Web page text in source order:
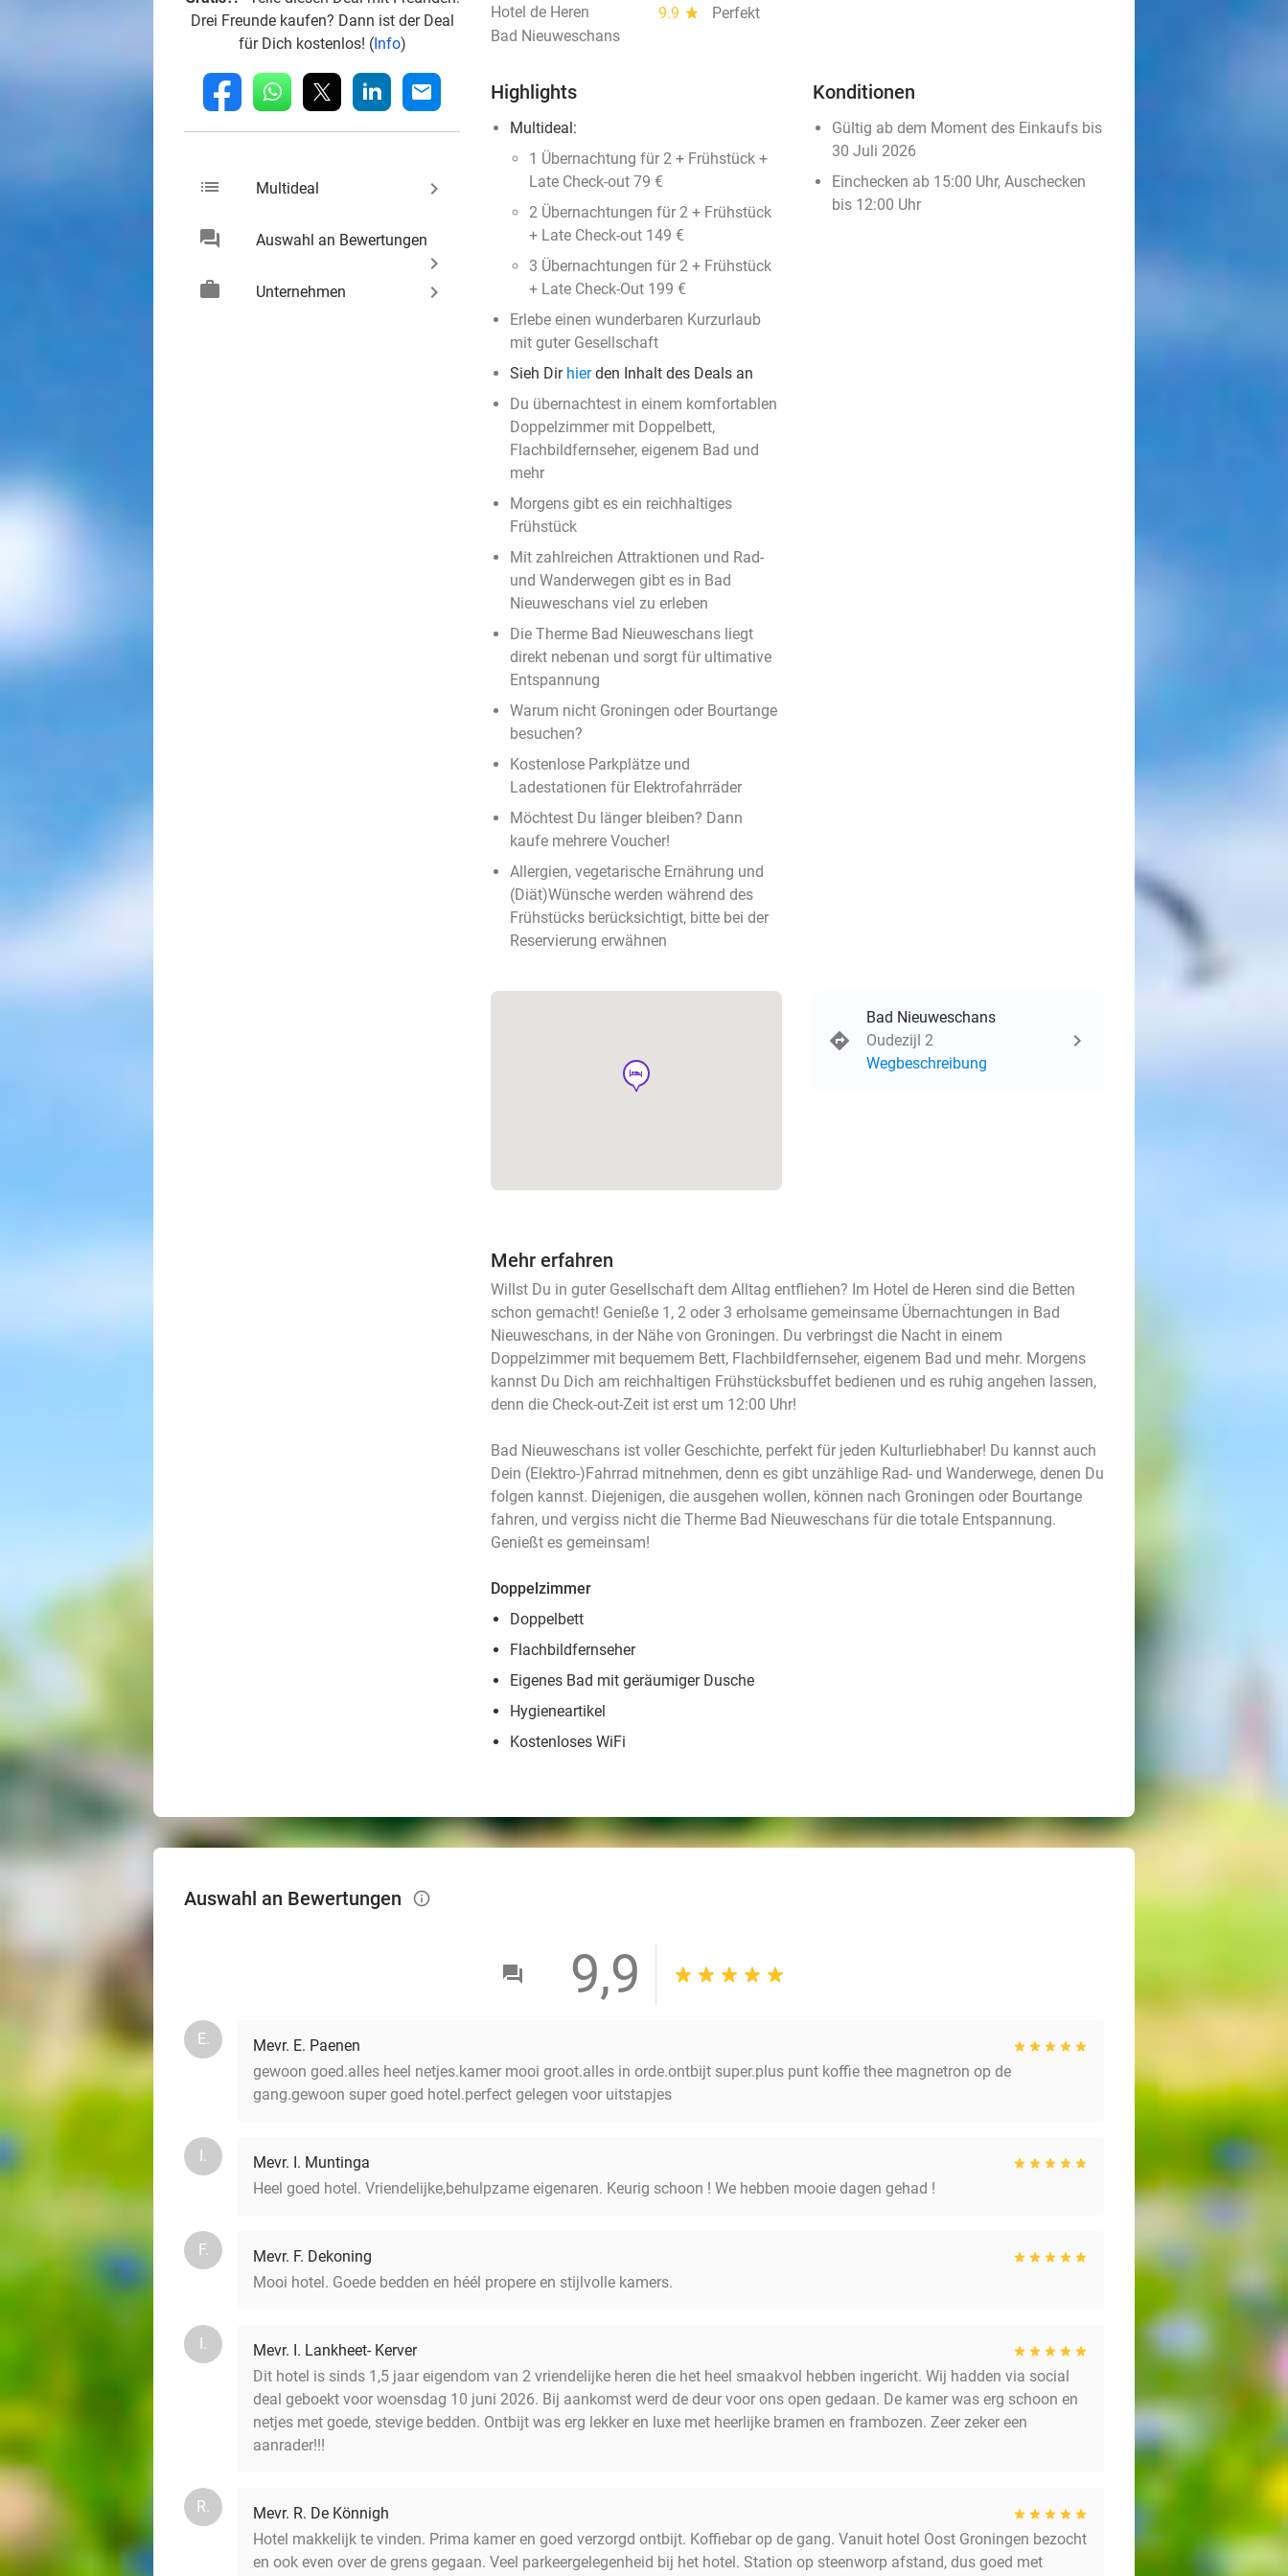
Drei Freunde kaufen? Dann ist der Deal
für Dich kostenlos! (Info)
fb whatsapp linkedin mail
list Multideal keyboard_arrow_right
chat Auswahl an Bewertungen
keyboard_arrow_right
work
Unternehmen keyboard_arrow_right
Hotel de Heren 9.9 star
Perfekt
Bad Nieuweschans
Highlights
Multideal:
1 Übernachtung für 2 + Frühstück +
Late Check-out 79 €
2 Übernachtungen für 2 + Frühstück
+ Late Check-out 149 €
3 Übernachtungen für 2 + Frühstück
+ Late Check-Out 199 €
Erlebe einen wunderbaren Kurzurlaub
mit guter Gesellschaft
Sieh Dir hierden Inhalt des Deals an
Du übernachtest in einem komfortablen
Doppelzimmer mit Doppelbett,
Flachbildfernseher, eigenem Bad und
mehr
Morgens gibt es ein reichhaltiges
Frühstück
Mit zahlreichen Attraktionen und Rad-
und Wanderwegen gibt es in Bad
Nieuweschans viel zu erleben
Die Therme Bad Nieuweschans liegt
direkt nebenan und sorgt für ultimative
Entspannung
Warum nicht Groningen oder Bourtange
besuchen?
Kostenlose Parkplätze und
Ladestationen für Elektrofahrräder
Möchtest Du länger bleiben? Dann
kaufe mehrere Voucher!
Allergien, vegetarische Ernährung und
(Diät)Wünsche werden während des
Frühstücks berücksichtigt, bitte bei der
Reservierung erwähnen
Konditionen
Gültig ab dem Moment des Einkaufs bis
30 Juli 2026
Einchecken ab 15:00 Uhr, Auschecken
bis 12:00 Uhr
hotel
Bad Nieuweschans
Oudezijl 2
Wegbeschreibung
Mehr erfahren
Willst Du in guter Gesellschaft dem Alltag entfliehen? Im Hotel de Heren sind die Betten
schon gemacht! Genieße 1, 2 oder 3 erholsame gemeinsame Übernachtungen in Bad
Nieuweschans, in der Nähe von Groningen. Du verbringst die Nacht in einem
Doppelzimmer mit bequemem Bett, Flachbildfernseher, eigenem Bad und mehr. Morgens
kannst Du Dich am reichhaltigen Frühstücksbuffet bedienen und es ruhig angehen lassen,
denn die Check-out-Zeit ist erst um 12:00 Uhr!
Bad Nieuweschans ist voller Geschichte, perfekt für jeden Kulturliebhaber! Du kannst auch
Dein (Elektro-)Fahrrad mitnehmen, denn es gibt unzählige Rad- und Wanderwege, denen Du
folgen kannst. Diejenigen, die ausgehen wollen, können nach Groningen oder Bourtange
fahren, und vergiss nicht die Therme Bad Nieuweschans für die totale Entspannung.
Genießt es gemeinsam!
Doppelzimmer
Doppelbett
Flachbildfernseher
Eigenes Bad mit geräumiger Dusche
Hygieneartikel
Kostenloses WiFi
Auswahl an Bewertungen info_outlined
9,9
E.
Mevr. E. Paenen
gewoon goed.alles heel netjes.kamer mooi groot.alles in orde.ontbijt super.plus punt koffie thee magnetron op de
gang.gewoon super goed hotel.perfect gelegen voor uitstapjes
I.
Mevr. I. Muntinga
Heel goed hotel. Vriendelijke,behulpzame eigenaren. Keurig schoon ! We hebben mooie dagen gehad !
F.
Mevr. F. Dekoning
Mooi hotel. Goede bedden en héél propere en stijlvolle kamers.
I.
Mevr. I. Lankheet- Kerver
Dit hotel is sinds 1,5 jaar eigendom van 2 vriendelijke heren die het heel smaakvol hebben ingericht. Wij hadden via social
deal geboekt voor woensdag 10 juni 2026. Bij aankomst werd de deur voor ons open gedaan. De kamer was erg schoon en
netjes met goede, stevige bedden. Ontbijt was erg lekker en luxe met heerlijke bramen en frambozen. Zeer zeker een
aanrader!!!
R.
Mevr. R. De Könnigh
Hotel makkelijk te vinden. Prima kamer en goed verzorgd ontbijt. Koffiebar op de gang. Vanuit hotel Oost Groningen bezocht
en ook even over de grens gegaan. Veel parkeergelegenheid bij het hotel. Station op steenworp afstand, dus goed met